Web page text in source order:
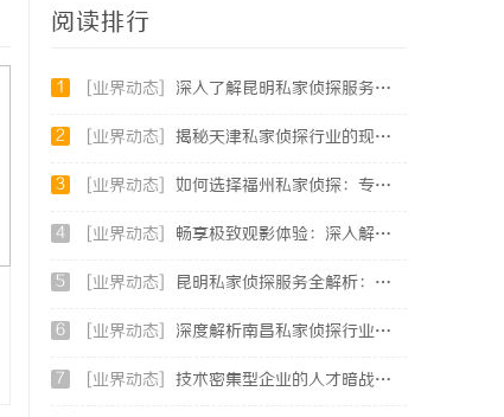
阅读排行
1 [业界动态] 深入了解昆明私家侦探服务的重要性与选择指南
2 [业界动态] 揭秘天津私家侦探行业的现状与发展趋势
3 [业界动态] 如何选择福州私家侦探：专业服务与实用指南详解
4 [业界动态] 畅享极致观影体验：深入解析不卡电影网的独特优势与发展前景
5 [业界动态] 昆明私家侦探服务全解析：专业侦查助您解决疑难问题
6 [业界动态] 深度解析南昌私家侦探行业的发展与应用现状
7 [业界动态] 技术密集型企业的人才暗战：北京商业秘密律师如何守住“人带技术走”的底线